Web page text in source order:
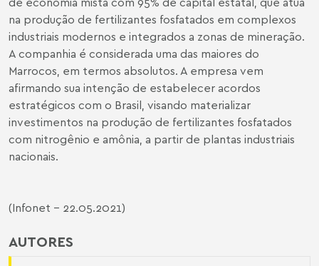
AUTORES
na produção de fertilizantes fosfatados em complexos
industriais modernos e integrados a zonas de mineração.
A companhia é considerada uma das maiores do
Marrocos, em termos absolutos. A empresa vem
afirmando sua intenção de estabelecer acordos
estratégicos com o Brasil, visando materializar
investimentos na produção de fertilizantes fosfatados
com nitrogênio e amônia, a partir de plantas industriais
nacionais.
(Infonet - 22.05.2021)